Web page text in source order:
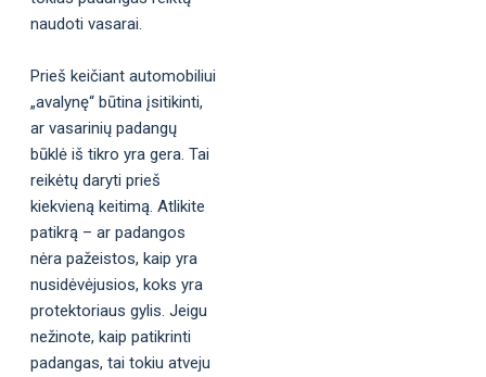
naudoti vasarai.
Prieš keičiant automobiliui
„avalynę“ būtina įsitikinti,
ar vasarinių padangų
būklė iš tikro yra gera. Tai
reikėtų daryti prieš
kiekvieną keitimą. Atlikite
patikrą – ar padangos
nėra pažeistos, kaip yra
nusidėvėjusios, koks yra
protektoriaus gylis. Jeigu
nežinote, kaip patikrinti
padangas, tai tokiu atveju